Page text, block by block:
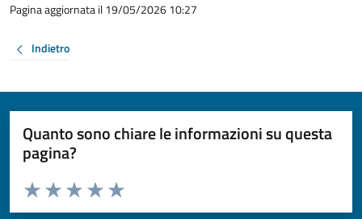
Pagina aggiornata il 19/05/2026 10:27
Indietro
Quanto sono chiare le informazioni su questa
pagina?
Valuta da 1 a 5 stelle la pagina
Valuta 5 stelle su 5
Valuta 4 stelle su 5
Valuta 3 stelle su 5
Valuta 2 stelle su 5
Valuta 1 stelle su 5